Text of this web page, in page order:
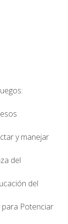
y manejar
del
del
para Potenciar